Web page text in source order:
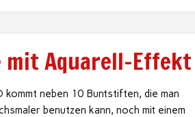
Aquarell-Effekt
neben 10 Buntstiften, die man
benutzen kann, noch mit einem